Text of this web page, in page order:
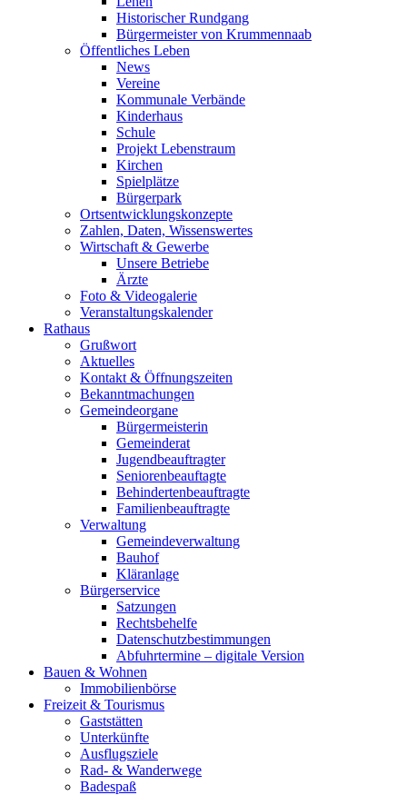
Historischer Rundgang
Bürgermeister von Krummennaab
Öffentliches Leben
News
Vereine
Kommunale Verbände
Kinderhaus
Schule
Projekt Lebenstraum
Kirchen
Spielplätze
Bürgerpark
Ortsentwicklungskonzepte
Zahlen, Daten, Wissenswertes
Wirtschaft & Gewerbe
Unsere Betriebe
Ärzte
Foto & Videogalerie
Veranstaltungskalender
Rathaus
Grußwort
Aktuelles
Kontakt & Öffnungszeiten
Bekanntmachungen
Gemeindeorgane
Bürgermeisterin
Gemeinderat
Jugendbeauftragter
Seniorenbeauftagte
Behindertenbeauftragte
Familienbeauftragte
Verwaltung
Gemeindeverwaltung
Bauhof
Kläranlage
Bürgerservice
Satzungen
Rechtsbehelfe
Datenschutzbestimmungen
Abfuhrtermine – digitale Version
Bauen & Wohnen
Immobilienbörse
Freizeit & Tourismus
Gaststätten
Unterkünfte
Ausflugsziele
Rad- & Wanderwege
Badespaß